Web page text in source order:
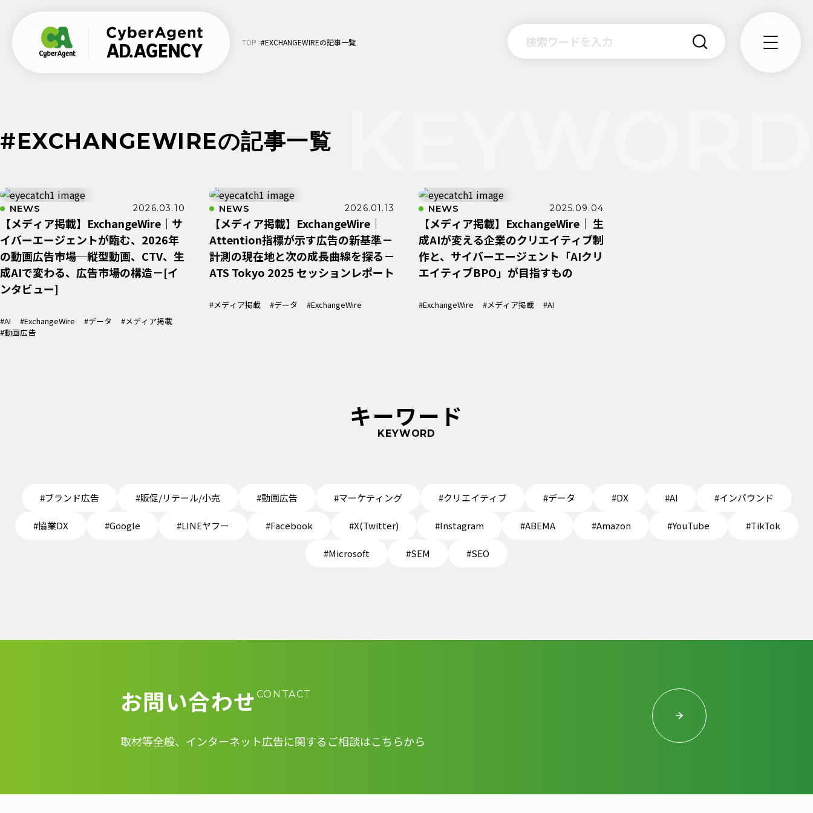
TOP #EXCHANGEWIREの記事一覧
#EXCHANGEWIREの記事一覧
NEWS 2026.03.10
【メディア掲載】ExchangeWire｜サ
イバーエージェントが臨む、2026年
の動画広告市場─縦型動画、CTV、生
成AIで変わる、広告市場の構造－[イ
ンタビュー]
#AI #ExchangeWire #データ
#メディア掲載
#動画広告
NEWS 2026.01.13
【メディア掲載】ExchangeWire｜
Attention指標が示す広告の新基準－
計測の現在地と次の成長曲線を探る－
ATS Tokyo 2025 セッションレポート
#メディア掲載 #データ #ExchangeWire
NEWS 2025.09.04
【メディア掲載】ExchangeWire｜ 生
成AIが変える企業のクリエイティブ制
作と、サイバーエージェント「AIクリ
エイティブBPO」が目指すもの
#ExchangeWire #メディア掲載 #AI
キーワード
KEYWORD
#ブランド広告 #販促/リテール/小売 #動画広告 #マーケティング #クリエイティブ #データ #DX #AI #インバウンド
#協業DX #Google #LINEヤフー #Facebook #X(Twitter) #Instagram #ABEMA #Amazon #YouTube #TikTok
#Microsoft #SEM #SEO
お問い合わせ CONTACT
取材等全般、インターネット広告に関するご相談はこちらから